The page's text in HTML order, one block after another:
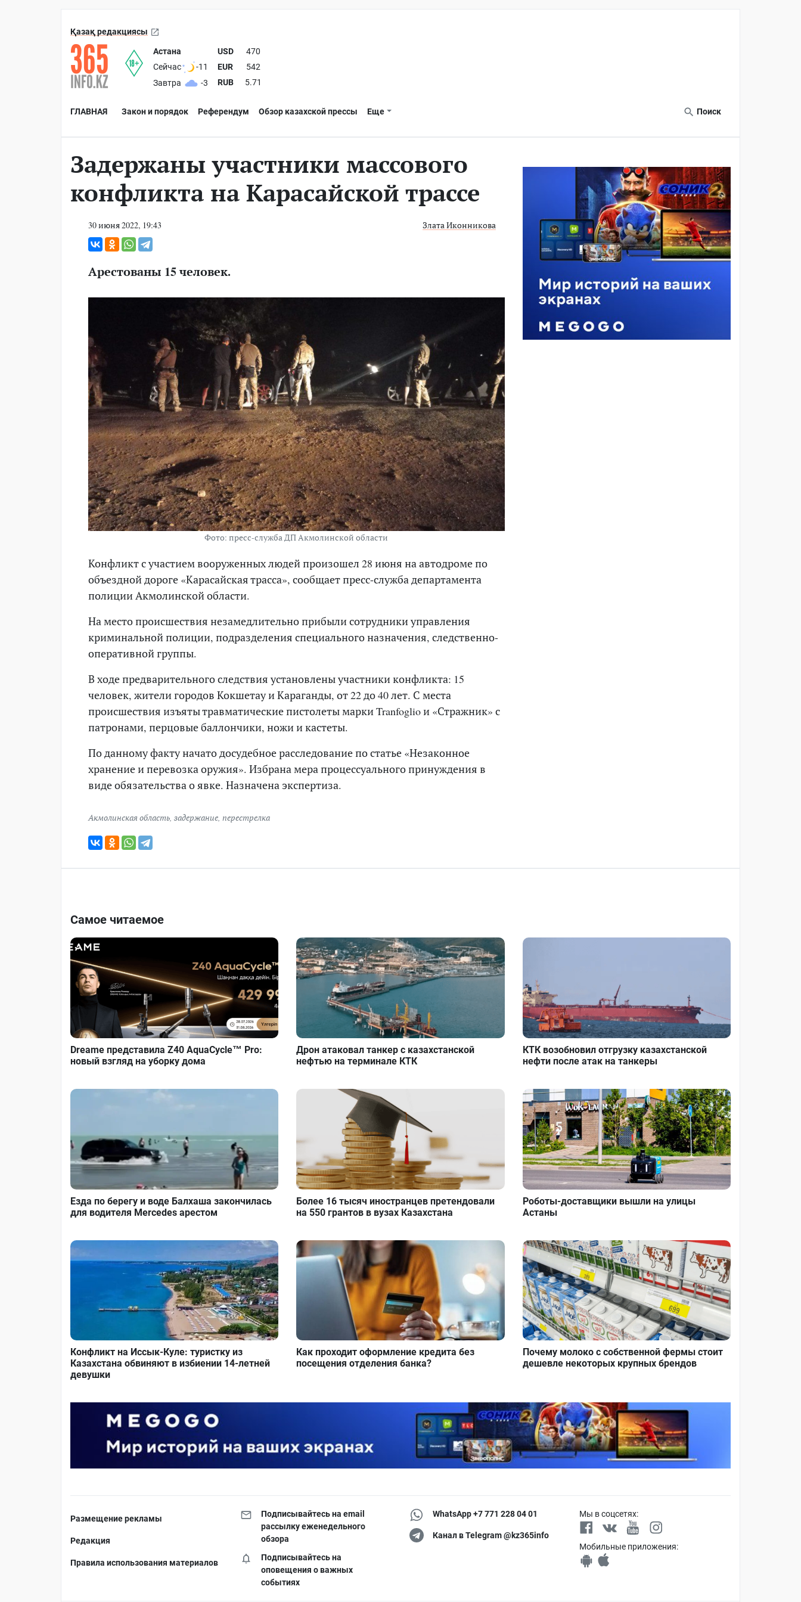
Қазақ редакциясы
Астана
Сейчас
-11
Завтра
-3
USD
470
EUR
542
RUB
5.71
ГЛАВНАЯ Закон и порядок Референдум Обзор казахской прессы Еще Поиск
Задержаны участники массового
конфликта на Карасайской трассе
30 июня 2022, 19:43 Злата Иконникова
Арестованы 15 человек.
Фото: пресс-служба ДП Акмолинской области
Конфликт с участием вооруженных людей произошел 28 июня на автодроме по
объездной дороге «Карасайская трасса», сообщает пресс-служба департамента
полиции Акмолинской области.
На место происшествия незамедлительно прибыли сотрудники управления
криминальной полиции, подразделения специального назначения, следственно-
оперативной группы.
В ходе предварительного следствия установлены участники конфликта: 15
человек, жители городов Кокшетау и Караганды, от 22 до 40 лет. С места
происшествия изъяты травматические пистолеты марки Tranfoglio и «Стражник» с
патронами, перцовые баллончики, ножи и кастеты.
По данному факту начато досудебное расследование по статье «Незаконное
хранение и перевозка оружия». Избрана мера процессуального принуждения в
виде обязательства о явке. Назначена экспертиза.
Акмолинская область, задержание, перестрелка
Самое читаемое
Dreame представила Z40 AquaCycle™ Pro:
новый взгляд на уборку дома
Дрон атаковал танкер с казахстанской
нефтью на терминале КТК
КТК возобновил отгрузку казахстанской
нефти после атак на танкеры
Езда по берегу и воде Балхаша закончилась
для водителя Mercedes арестом
Более 16 тысяч иностранцев претендовали
на 550 грантов в вузах Казахстана
Роботы-доставщики вышли на улицы
Астаны
Конфликт на Иссык-Куле: туристку из
Казахстана обвиняют в избиении 14-летней
девушки
Как проходит оформление кредита без
посещения отделения банка?
Почему молоко с собственной фермы стоит
дешевле некоторых крупных брендов
Размещение рекламы
Редакция
Правила использования материалов
Подписывайтесь на email
рассылку еженедельного
обзора
Подписывайтесь на
оповещения о важных
событиях
WhatsApp +7 771 228 04 01
Канал в Telegram @kz365info
Мы в соцсетях:
Мобильные приложения: